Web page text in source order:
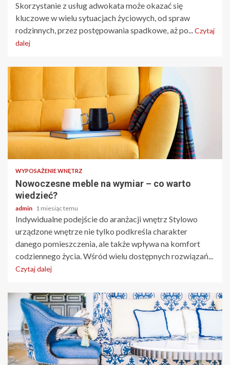
Skorzystanie z usług adwokata może okazać się
kluczowe w wielu sytuacjach życiowych, od spraw
rodzinnych, przez postępowania spadkowe, aż po...Czytaj
dalej
3 min odczytu
WYPOSAŻENIE WNĘTRZ
Nowoczesne meble na wymiar – co warto
wiedzieć?
admin 1 miesiąc temu
Indywidualne podejście do aranżacji wnętrz Stylowo
urządzone wnętrze nie tylko podkreśla charakter
danego pomieszczenia, ale także wpływa na komfort
codziennego życia. Wśród wielu dostępnych rozwiązań...
Czytaj dalej